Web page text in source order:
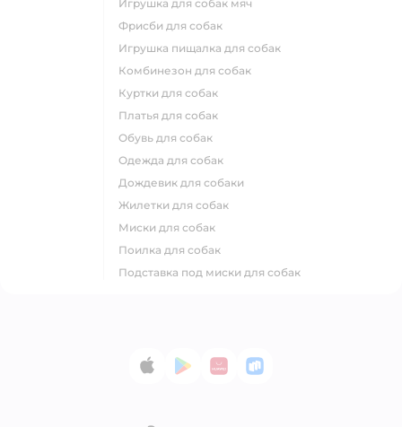
игрушка для собак мяч
фрисби для собак
игрушка пищалка для собак
комбинезон для собак
куртки для собак
платья для собак
обувь для собак
одежда для собак
дождевик для собаки
жилетки для собак
миски для собак
поилка для собак
подставка под миски для собак
App StoreGoogle Play
AppGallery
RuStore